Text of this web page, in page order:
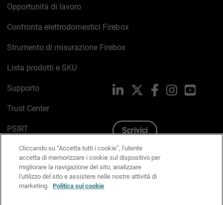
Opportunità di lavoro
Confronta elettrodomestici Firebox
Strumento di misurazione Firebox
Lista prodotti e SKU
Supporto
Trust Center
PSIRT
Politica sui cookie
Informativa sulla privacy
Kit Media & Brand
LinkedIn FacebookInstagram
Scrivici
Cliccando su “Accetta tutti i cookie”, l'utente
accetta di memorizzare i cookie sul dispositivo per
migliorare la navigazione del sito, analizzare
l'utilizzo del sito e assistere nelle nostre attività di
marketing. Politica sui cookie